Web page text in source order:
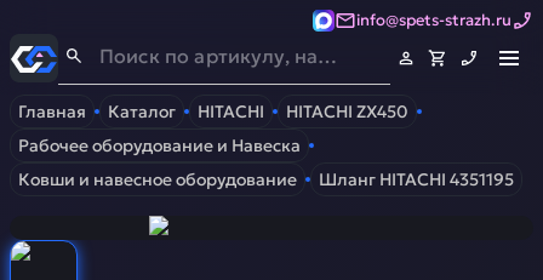
info@spets-strazh.ru
Спец-Страж- Запчасти для спецтехники
Главная Каталог HITACHI
HITACHI ZX450
Рабочее оборудование и Навеска
Ковши и навесное оборудование
Шланг HITACHI 4351195